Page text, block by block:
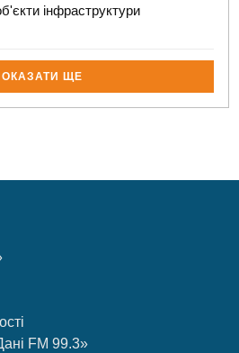
інфраструктури
ЩЕ
FM 99.3»